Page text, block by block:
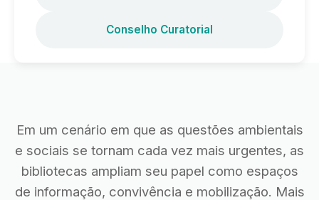
Conselho Curatorial
Em um cenário em que as questões ambientais
e sociais se tornam cada vez mais urgentes, as
bibliotecas ampliam seu papel como espaços
de informação, convivência e mobilização. Mais